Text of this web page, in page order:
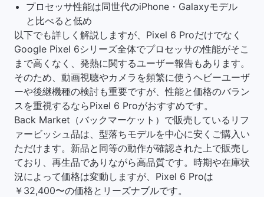
プロセッサ性能は同世代のiPhone・Galaxyモデル
と比べると低め
以下でも詳しく解説しますが、Pixel 6 Proだけでなく
Google Pixel 6シリーズ全体でプロセッサの性能がそこ
まで高くなく、発熱に関するユーザー報告もあります。
そのため、動画視聴やカメラを頻繁に使うヘビーユーザ
ーや後継機種の検討も重要ですが、性能と価格のバラン
スを重視するならPixel 6 Proがおすすめです。
Back Market（バックマーケット）で販売しているリフ
ァービッシュ品は、型落ちモデルを中心に安くご購入い
ただけます。新品と同等の動作が確認された上で販売し
ており、再生品でありながら高品質です。時期や在庫状
況によって価格は変動しますが、Pixel 6 Proは
￥32,400〜の価格とリーズナブルです。